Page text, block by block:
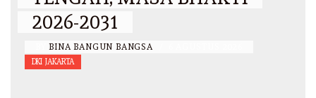
2026-2031
BINA BANGUN BANGSA
DKI JAKARTA